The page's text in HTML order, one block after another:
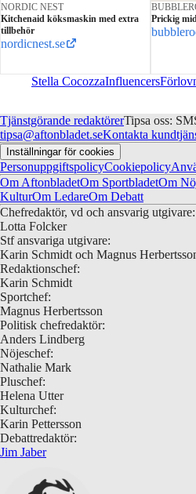
NORDIC NEST
Kitchenaid köksmaskin med extra
tillbehör
nordicnest.se
Prickig
Stella CocozzaInfluencers
Tjänstgörande redaktörerTipsa oss:
tipsa@aftonbladet.seKontakta
Inställningar för cookies
PersonuppgiftspolicyCookiepolicy
Om AftonbladetOm SportbladetOm
KulturOm LedareOm Debatt
Chefredaktör, vd och ansvarig utgivare:
Lotta Folcker
Stf ansvariga utgivare:
Karin Schmidt och Magnus
Redaktionschef:
Karin Schmidt
Sportchef:
Magnus Herbertsson
Politisk chefredaktör:
Anders Lindberg
Nöjeschef:
Nathalie Mark
Pluschef:
Helena Utter
Kulturchef:
Karin Pettersson
Debattredaktör:
Jim Jaber